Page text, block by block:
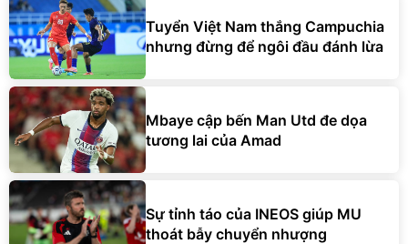
Tuyển Việt Nam thắng Campuchia
nhưng đừng để ngôi đầu đánh lừa
Mbaye cập bến Man Utd đe dọa
tương lai của Amad
Sự tỉnh táo của INEOS giúp MU
thoát bẫy chuyển nhượng